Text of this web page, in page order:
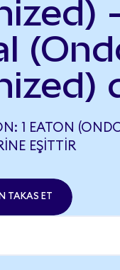
1 EATON
EŞITTIR
TAKAS ET